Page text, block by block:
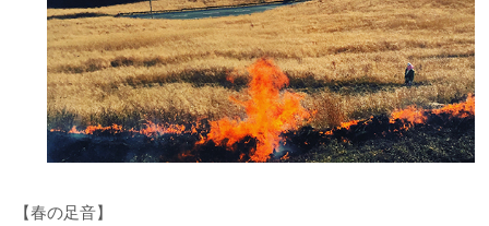
【春の足音】